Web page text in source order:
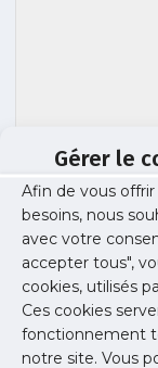
Gérer le
Afin de vous
besoins, nous
avec votre
accepter tous",
cookies, utilisés
Ces cookies
fonctionnement
notre site. Vous
Image
Publié le : 6 août
Partager cet